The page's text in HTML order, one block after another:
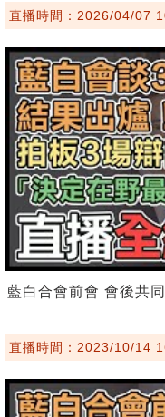
直播時間：2026/04/07
藍白合會前會 會後共
直播時間：2023/10/14